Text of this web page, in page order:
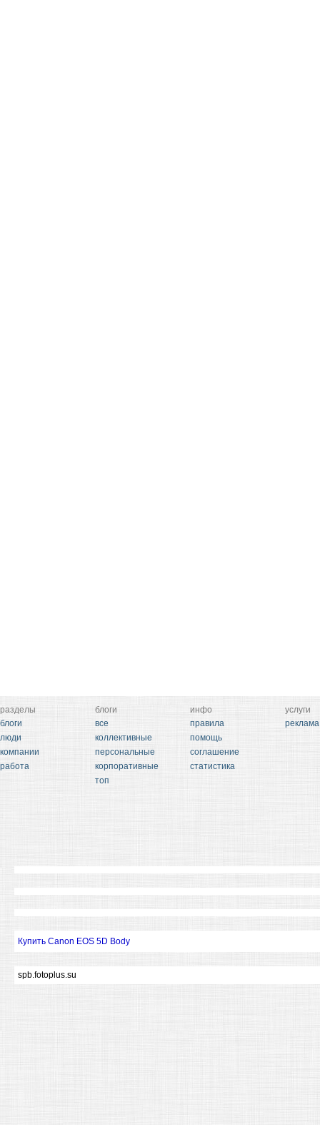
разделы
блоги
люди
компании
работа
блоги
все
коллективные
персональные
корпоративные
топ
инфо
правила
помощь
соглашение
статистика
услуги
реклама
Купить Canon EOS 5D Body
spb.fotoplus.su